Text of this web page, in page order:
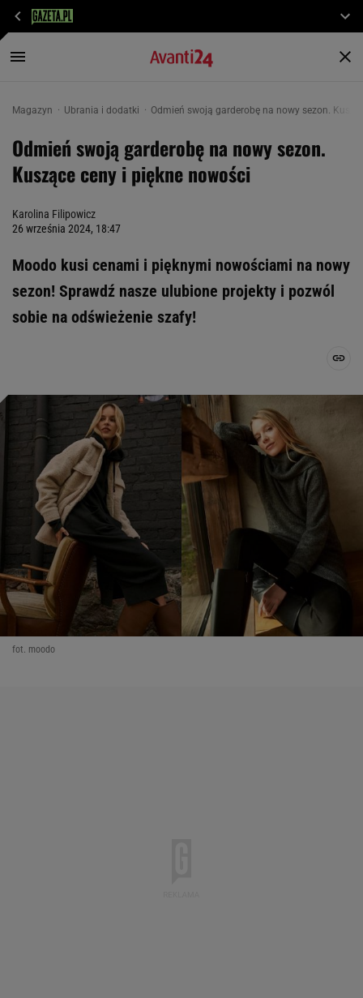
Magazyn Ubrania i dodatki Odmień swoją garderobę na nowy sezon.
Odmień swoją garderobę na nowy sezon.
Kuszące ceny i piękne nowości
Karolina Filipowicz
26 września 2024, 18:47
Moodo kusi cenami i pięknymi nowościami na nowy
sezon! Sprawdź nasze ulubione projekty i pozwól
sobie na odświeżenie szafy!
fot. moodo